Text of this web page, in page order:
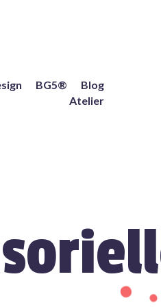
BG5®
Blog
Atelier